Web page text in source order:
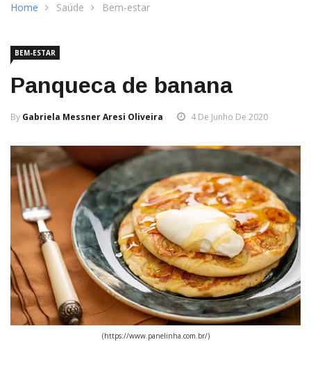
Home Saúde Bem-estar
BEM-ESTAR
Panqueca de banana
By Gabriela Messner Aresi Oliveira 4 De Junho De 2020
(https://www.panelinha.com.br/)